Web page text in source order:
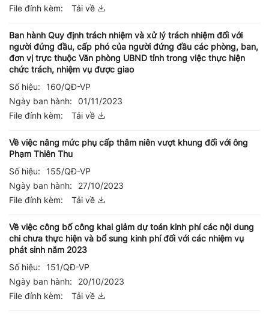
File đính kèm:
Tải về
Ban hành Quy định trách nhiệm và xử lý trách nhiệm đối với
người đứng đầu, cấp phó của người đứng đầu các phòng, ban,
đơn vị trực thuộc Văn phòng UBND tỉnh trong việc thực hiện
chức trách, nhiệm vụ được giao
Số hiệu:
160/QĐ-VP
Ngày ban hành:
01/11/2023
File đính kèm:
Tải về
Về việc nâng mức phụ cấp thâm niên vượt khung đối với ông
Phạm Thiên Thu
Số hiệu:
155/QĐ-VP
Ngày ban hành:
27/10/2023
File đính kèm:
Tải về
Về việc công bố công khai giảm dự toán kinh phí các nội dung
chi chưa thực hiện và bổ sung kinh phí đối với các nhiệm vụ
phát sinh năm 2023
Số hiệu:
151/QĐ-VP
Ngày ban hành:
20/10/2023
File đính kèm:
Tải về